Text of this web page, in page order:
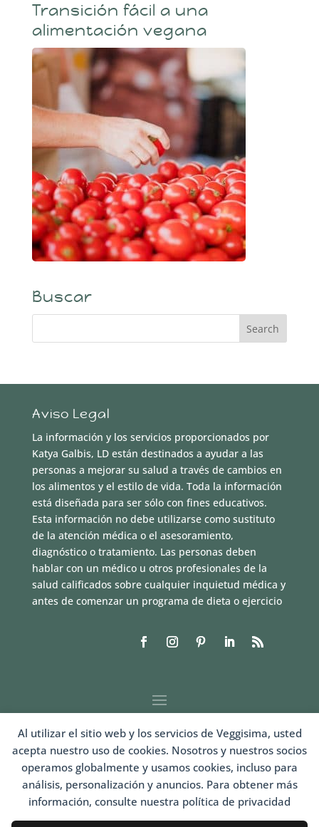
Al utilizar el sitio web y los servicios de Veggisima, usted
acepta nuestro uso de cookies. Nosotros y nuestros socios
operamos globalmente y usamos cookies, incluso para
análisis, personalización y anuncios. Para obtener más
información, consulte nuestra política de privacidad
Transición fácil a una
alimentación vegana
Buscar
Aviso Legal
La información y los servicios proporcionados por
Katya Galbis, LD están destinados a ayudar a las
personas a mejorar su salud a través de cambios en
los alimentos y el estilo de vida. Toda la información
está diseñada para ser sólo con fines educativos.
Esta información no debe utilizarse como sustituto
de la atención médica o el asesoramiento,
diagnóstico o tratamiento. Las personas deben
hablar con un médico u otros profesionales de la
salud calificados sobre cualquier inquietud médica y
antes de comenzar un programa de dieta o ejercicio